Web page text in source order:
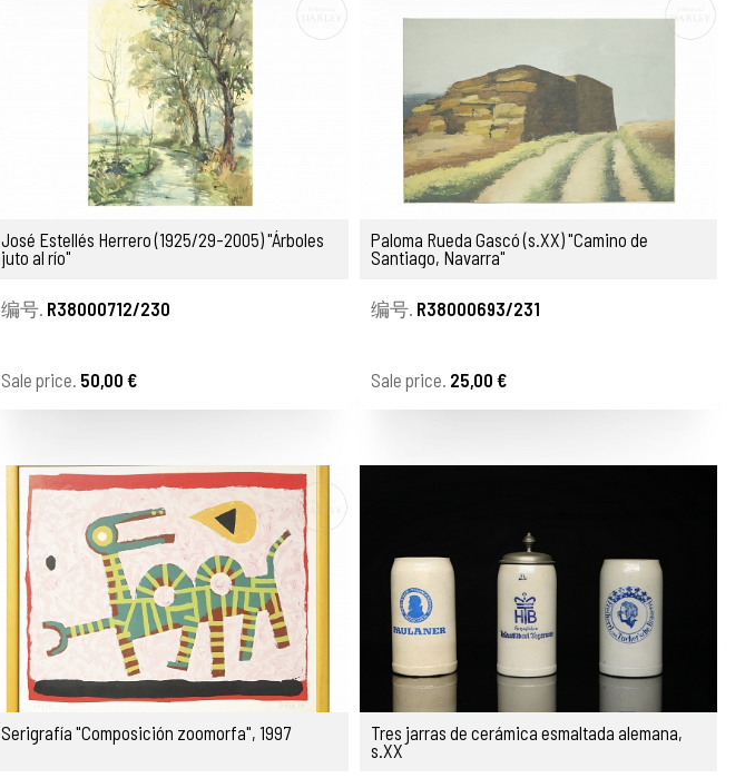
José Estellés Herrero (1925/29-2005) "Árboles
juto al río"
编号. R38000712/230
Sale price. 50,00 €
Paloma Rueda Gascó (s.XX) "Camino de
Santiago, Navarra"
编号. R38000693/231
Sale price. 25,00 €
Serigrafía "Composición zoomorfa", 1997
Tres jarras de cerámica esmaltada alemana,
s.XX